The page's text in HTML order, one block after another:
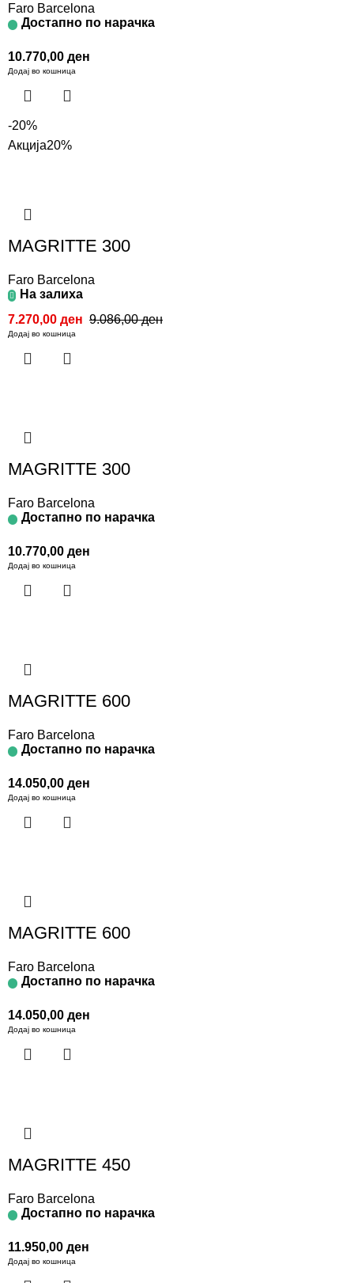
Faro Barcelona
Достапно по нарачка
10.770,00 ден
Додај во кошница
-20%
Акција20%
MAGRITTE 300
Faro Barcelona
На залиха
9.086,00ден
7.270,00 ден
Додај во кошница
MAGRITTE 300
Faro Barcelona
Достапно по нарачка
10.770,00 ден
Додај во кошница
MAGRITTE 600
Faro Barcelona
Достапно по нарачка
14.050,00 ден
Додај во кошница
MAGRITTE 600
Faro Barcelona
Достапно по нарачка
14.050,00 ден
Додај во кошница
MAGRITTE 450
Faro Barcelona
Достапно по нарачка
11.950,00 ден
Додај во кошница